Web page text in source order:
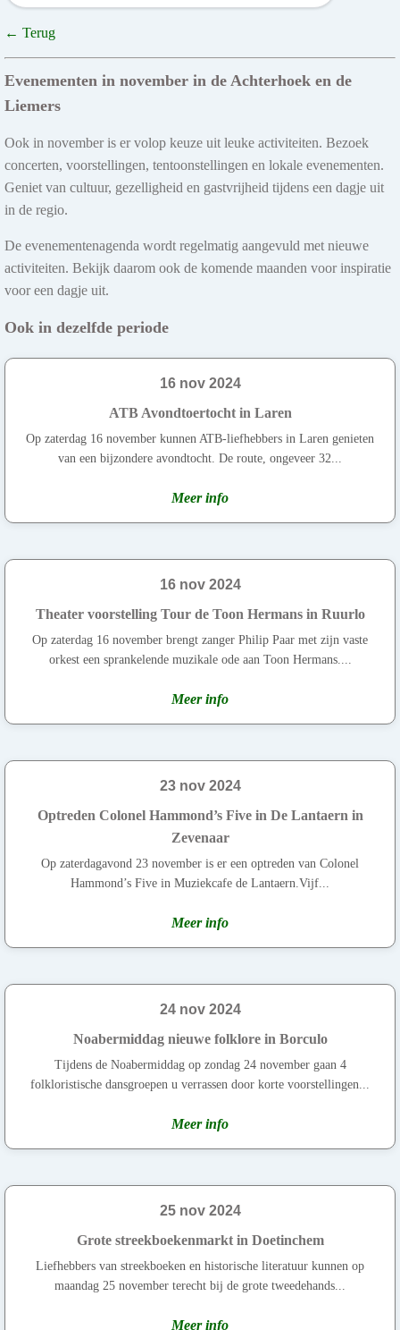
← Terug
Evenementen in november in de Achterhoek en de
Liemers
Ook in november is er volop keuze uit leuke activiteiten. Bezoek
concerten, voorstellingen, tentoonstellingen en lokale evenementen.
Geniet van cultuur, gezelligheid en gastvrijheid tijdens een dagje uit
in de regio.
De evenementenagenda wordt regelmatig aangevuld met nieuwe
activiteiten. Bekijk daarom ook de komende maanden voor inspiratie
voor een dagje uit.
Ook in dezelfde periode
16 nov 2024
ATB Avondtoertocht in Laren
Op zaterdag 16 november kunnen ATB-liefhebbers in Laren genieten
van een bijzondere avondtocht. De route, ongeveer 32...
Meer info
16 nov 2024
Theater voorstelling Tour de Toon Hermans in Ruurlo
Op zaterdag 16 november brengt zanger Philip Paar met zijn vaste
orkest een sprankelende muzikale ode aan Toon Hermans....
Meer info
23 nov 2024
Optreden Colonel Hammond’s Five in De Lantaern in
Zevenaar
Op zaterdagavond 23 november is er een optreden van Colonel
Hammond’s Five in Muziekcafe de Lantaern.Vijf...
Meer info
24 nov 2024
Noabermiddag nieuwe folklore in Borculo
Tijdens de Noabermiddag op zondag 24 november gaan 4
folkloristische dansgroepen u verrassen door korte voorstellingen...
Meer info
25 nov 2024
Grote streekboekenmarkt in Doetinchem
Liefhebbers van streekboeken en historische literatuur kunnen op
maandag 25 november terecht bij de grote tweedehands...
Meer info